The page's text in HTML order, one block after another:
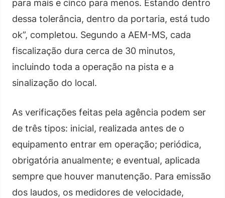
para mais e cinco para menos. Estando dentro
dessa tolerância, dentro da portaria, está tudo
ok”, completou. Segundo a AEM-MS, cada
fiscalização dura cerca de 30 minutos,
incluindo toda a operação na pista e a
sinalização do local.
As verificações feitas pela agência podem ser
de três tipos: inicial, realizada antes de o
equipamento entrar em operação; periódica,
obrigatória anualmente; e eventual, aplicada
sempre que houver manutenção. Para emissão
dos laudos, os medidores de velocidade,